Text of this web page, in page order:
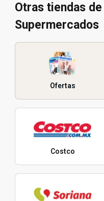
Otras tiendas
Supermercados
Ofertas
Costco